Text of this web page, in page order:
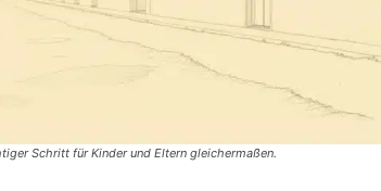
Schritt für Kinder und Eltern gleichermaßen.